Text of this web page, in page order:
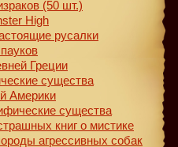
(50 шт.)
High
русалки
Греции
существа
Америки
существа
книг о мистике
агрессивных собак